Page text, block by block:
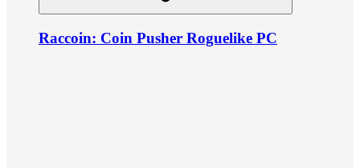
Raccoin: Coin Pusher Roguelike PC